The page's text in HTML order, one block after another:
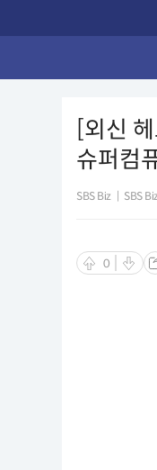
[외신
슈퍼컴
SBS Biz SBS
0